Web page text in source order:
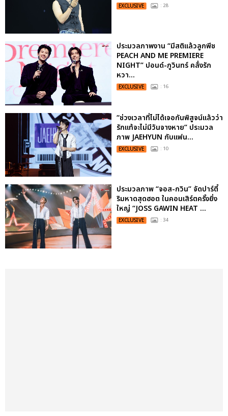
EXCLUSIVE : 28
ประมวลภาพงาน “มีสติแล้วลูกพีช
PEACH AND ME PREMIERE
NIGHT” ปอนด์-ภูวินทร์ คลั่งรัก
หวา...
EXCLUSIVE : 16
“ช่วงเวลาที่ไม่ได้เจอกันพิสูจน์แล้วว่า
รักแท้จะไม่มีวันจางหาย” ประมวล
ภาพ JAEHYUN กับแฟน...
EXCLUSIVE : 10
ประมวลภาพ “จอส-กวิน” จัดปาร์ตี้
ริมหาดสุดฮอต ในคอนเสิร์ตครั้งยิ่ง
ใหญ่ “JOSS GAWIN HEAT ...
EXCLUSIVE : 34